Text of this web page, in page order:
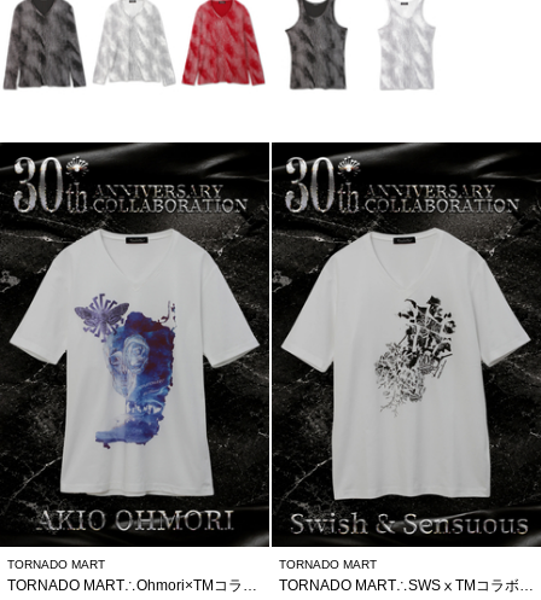
TORNADO MART
TORNADO MART∴Ohmori×TMコラボTシャツ
TORNADO MART
TORNADO MART∴SWSⅹTMコラボTシャツ